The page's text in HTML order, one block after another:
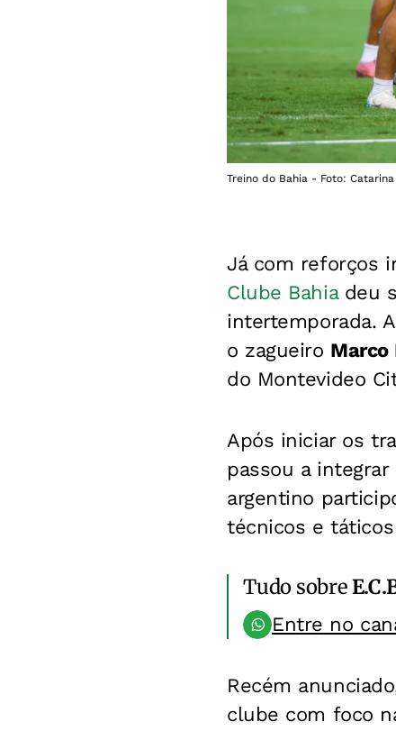
Treino do Bahia - Foto:
Já com reforços
Clube Bahiadeu
intertemporada.
o zagueiro Marco
do Montevideo
Após iniciar os
passou a
argentino
técnicos e
Tudo sobre
Entre no
Recém
clube com foco